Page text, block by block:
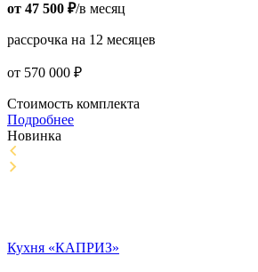
от 47 500 ₽/в месяц
рассрочка на 12 месяцев
от 570 000 ₽
Стоимость комплекта
Подробнее
Новинка
Кухня «КАПРИЗ»